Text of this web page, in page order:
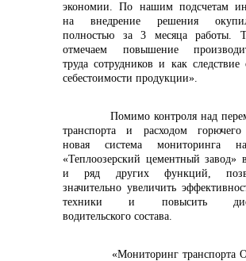
экономии. По нашим подсчетам
на внедрение решения
полностью за 3 месяца работы.
отмечаем повышение
труда сотрудников и как
себестоимости продукции».
Помимо контроля над
транспорта и расходом
новая система мониторинга
«Теплоозерский цементный завод»
и ряд других функций,
значительно увеличить
техники и повысить
водительского состава.
«Мониторинг транспорта